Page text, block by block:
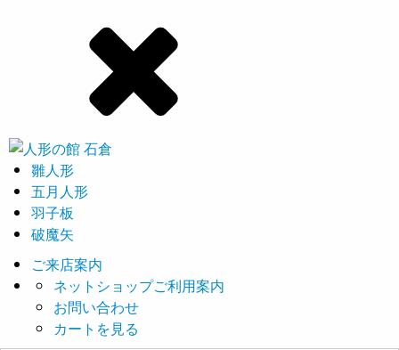
雛人形
五月人形
羽子板
破魔矢
ご来店案内
ネットショップご利用案内
お問い合わせ
カートを見る